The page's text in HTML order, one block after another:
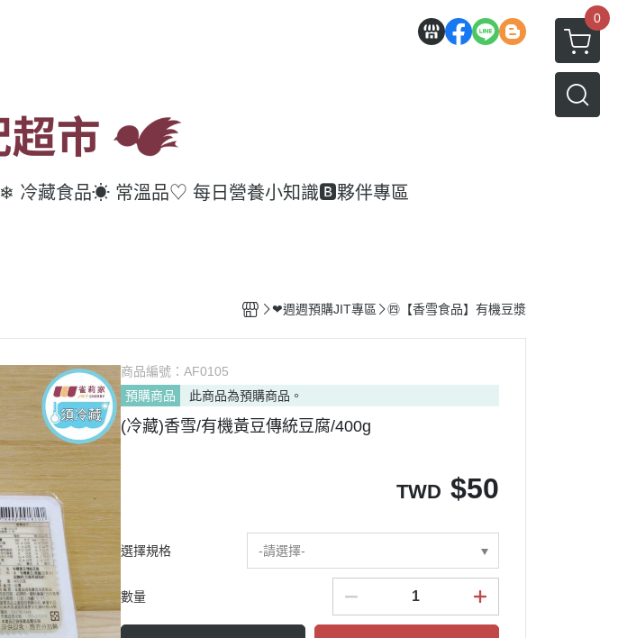
0
❄ 冷藏食品☀ 常溫品♡ 每日營養小知識🅱️夥伴專區
❤週週預購JIT專區 ㊃【香雪食品】有機豆漿
商品編號：AF0105
預購商品
此商品為預購商品。
(冷藏)香雪/有機黃豆傳統豆腐/400g
TWD $50
選擇規格 -請選擇-
數量